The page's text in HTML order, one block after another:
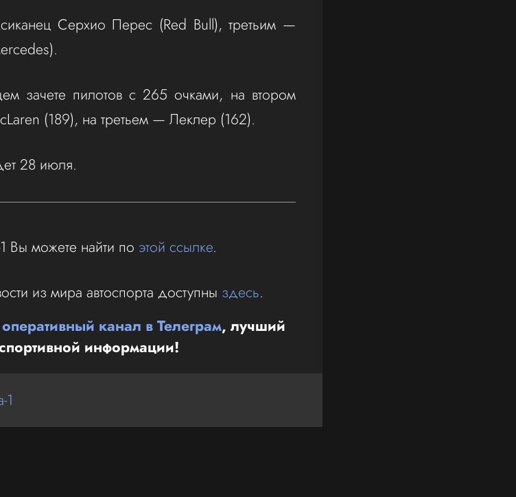
Серхио Перес (Red Bull), третьим —
зачете пилотов с 265 очками, на втором
(189), на третьем — Леклер (162).
28 июля.
Вы можете найти по этой ссылке.
из мира автоспорта доступны здесь.
канал в Телеграм, лучший
информации!
1